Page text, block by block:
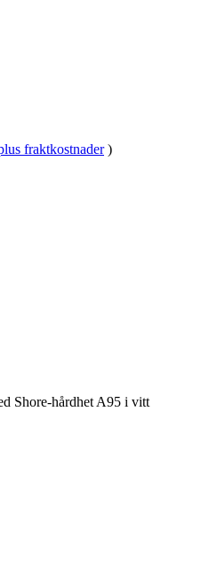
fraktkostnader )
Shore-hårdhet A95 i vitt